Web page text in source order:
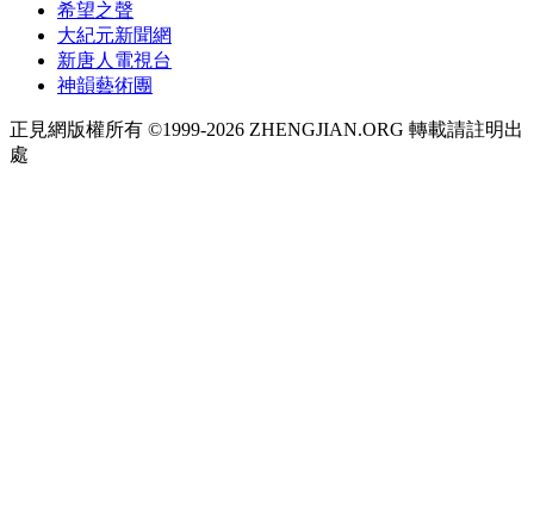
希望之聲
大紀元新聞網
新唐人電視台
神韻藝術團
正見網版權所有 ©1999-2026 ZHENGJIAN.ORG 轉載請註明出
處